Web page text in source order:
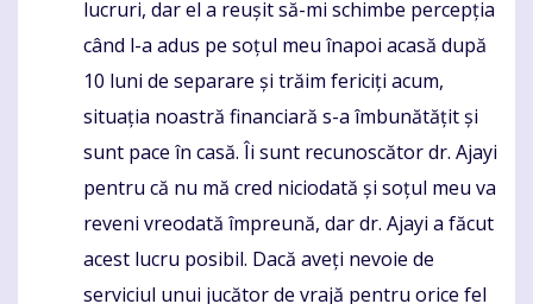
lucruri, dar el a reușit să-mi schimbe percepția
când l-a adus pe soțul meu înapoi acasă după
10 luni de separare și trăim fericiți acum,
situația noastră financiară s-a îmbunătățit și
sunt pace în casă. Îi sunt recunoscător dr. Ajayi
pentru că nu mă cred niciodată și soțul meu va
reveni vreodată împreună, dar dr. Ajayi a făcut
acest lucru posibil. Dacă aveți nevoie de
serviciul unui jucător de vrajă pentru orice fel